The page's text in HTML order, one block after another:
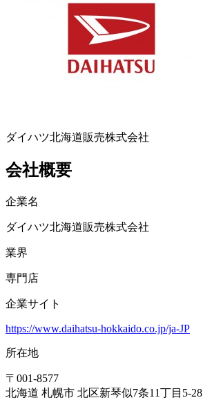
ダイハツ北海道販売株式会社
会社概要
企業名
ダイハツ北海道販売株式会社
業界
専門店
企業サイト
https://www.daihatsu-hokkaido.co.jp/ja-JP
所在地
〒 001-8577
北海道 札幌市 北区新琴似7条11丁目5-28